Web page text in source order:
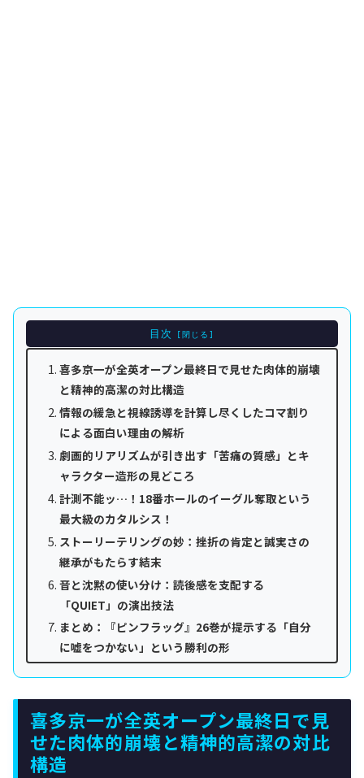
目次
喜多京一が全英オープン最終日で見せた肉体的崩壊
と精神的高潔の対比構造
情報の緩急と視線誘導を計算し尽くしたコマ割り
による面白い理由の解析
劇画的リアリズムが引き出す「苦痛の質感」とキ
ャラクター造形の見どころ
計測不能ッ…！18番ホールのイーグル奪取という
最大級のカタルシス！
ストーリーテリングの妙：挫折の肯定と誠実さの
継承がもたらす結末
音と沈黙の使い分け：読後感を支配する
「QUIET」の演出技法
まとめ：『ピンフラッグ』26巻が提示する「自分
に嘘をつかない」という勝利の形
喜多京一が全英オープン最終日で見
せた肉体的崩壊と精神的高潔の対比
構造